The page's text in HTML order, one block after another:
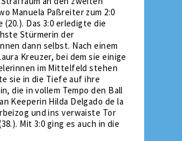
Manuela Paßreiter zum 2:0
(20.). Das 3:0 erledigte die
Stürmerin der
dann selbst. Nach einem
Kreuzer, bei dem sie einige
im Mittelfeld stehen
sie in die Tiefe auf ihre
die in vollem Tempo den Ball
Keeperin Hilda Delgado de la
und ins verwaiste Tor
Mit 3:0 ging es auch in die